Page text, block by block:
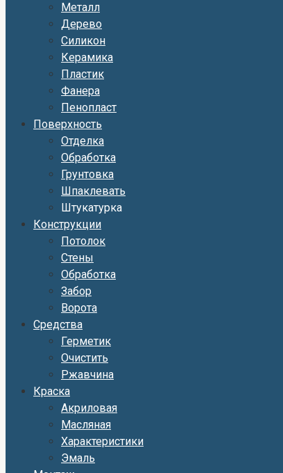
Металл
Дерево
Силикон
Керамика
Пластик
Фанера
Пенопласт
Поверхность
Отделка
Обработка
Грунтовка
Шпаклевать
Штукатурка
Конструкции
Потолок
Стены
Обработка
Забор
Ворота
Средства
Герметик
Очистить
Ржавчина
Краска
Акриловая
Масляная
Характеристики
Эмаль